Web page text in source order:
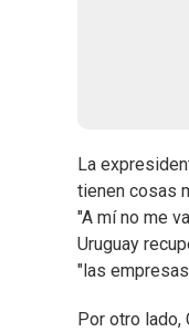
La
tienen cosas
"A mí no me
Uruguay
"las
Por otro lado,